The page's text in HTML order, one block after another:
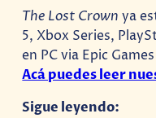
The Lost Crown ya
5, Xbox Series,
en PC via Epic
Acá puedes leer
Sigue leyendo: